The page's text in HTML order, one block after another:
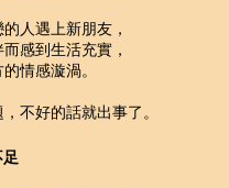
人遇上新朋友，
感到生活充實，
情感漩渦。
不好的話就出事了。
足